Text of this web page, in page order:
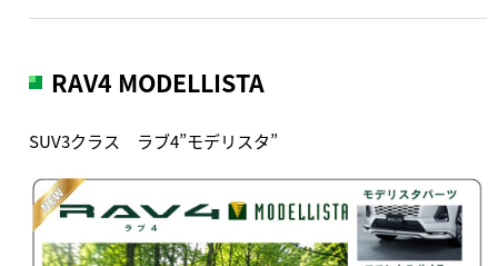
RAV4 MODELLISTA
SUV3クラス ラブ4”モデリスタ”